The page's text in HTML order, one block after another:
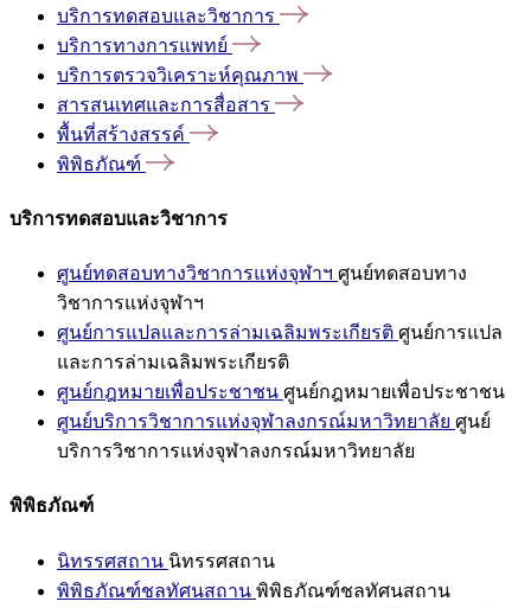
บริการทดสอบและวิชาการ
บริการทางการแพทย์
บริการตรวจวิเคราะห์คุณภาพ
สารสนเทศและการสื่อสาร
พื้นที่สร้างสรรค์
พิพิธภัณฑ์
บริการทดสอบและวิชาการ
ศูนย์ทดสอบทางวิชาการแห่งจุฬาฯ ศูนย์ทดสอบทาง
วิชาการแห่งจุฬาฯ
ศูนย์การแปลและการล่ามเฉลิมพระเกียรติ ศูนย์การแปล
และการล่ามเฉลิมพระเกียรติ
ศูนย์กฎหมายเพื่อประชาชน ศูนย์กฎหมายเพื่อประชาชน
ศูนย์บริการวิชาการแห่งจุฬาลงกรณ์มหาวิทยาลัย ศูนย์
บริการวิชาการแห่งจุฬาลงกรณ์มหาวิทยาลัย
พิพิธภัณฑ์
นิทรรศสถาน นิทรรศสถาน
พิพิธภัณฑ์ชลทัศนสถาน พิพิธภัณฑ์ชลทัศนสถาน